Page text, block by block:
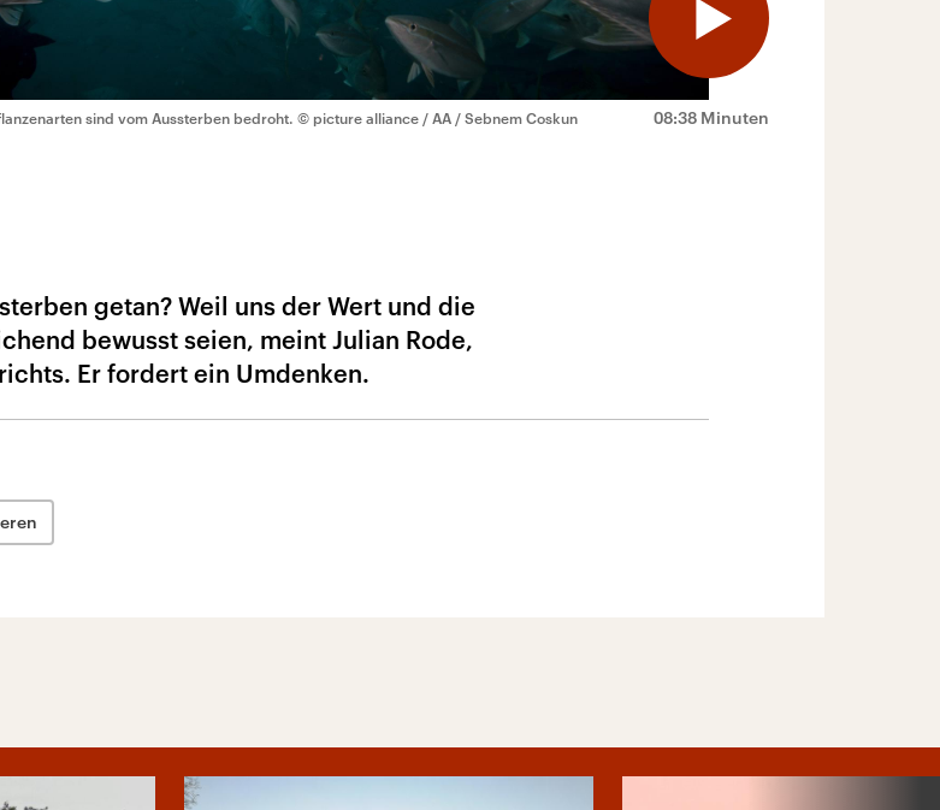
08:38 Minuten
sind vom Aussterben bedroht. © picture alliance / AA / Sebnem Coskun
getan? Weil uns der Wert und die
bewusst seien, meint Julian Rode,
Er fordert ein Umdenken.